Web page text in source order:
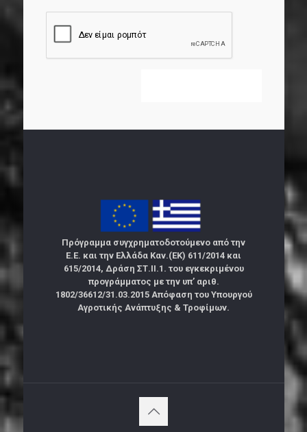
Πρόγραμμα συγχρηματοδοτούμενο από την
Ε.Ε. και την Ελλάδα Καν.(ΕΚ) 611/2014 και
615/2014, Δράση ΣΤ.ΙΙ.1. του εγκεκριμένου
προγράμματος με την υπ’ αριθ.
1802/36612/31.03.2015 Απόφαση του Υπουργού
Αγροτικής Ανάπτυξης & Τροφίμων.